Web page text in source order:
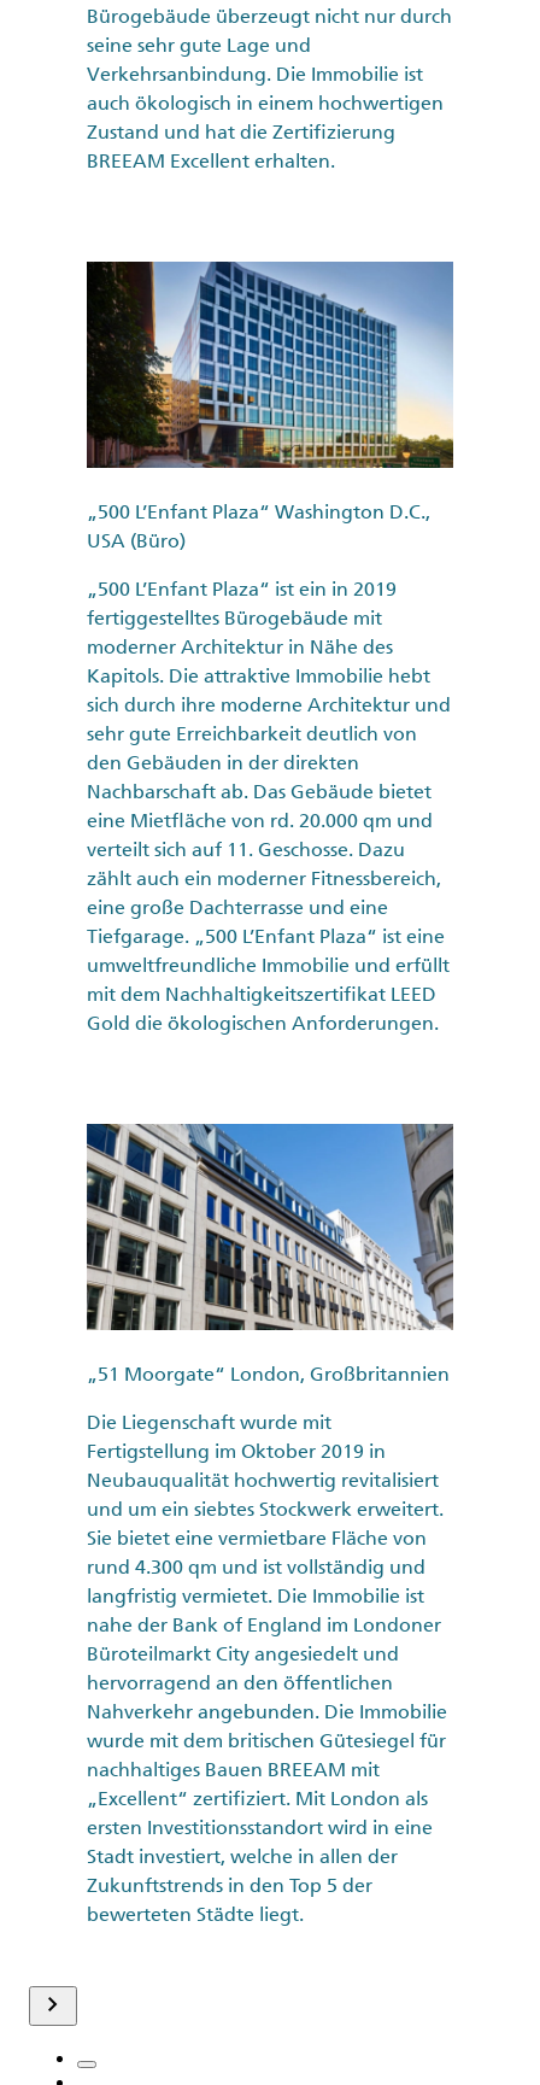
Bürogebäude überzeugt nicht nur durch
seine sehr gute Lage und
Verkehrsanbindung. Die Immobilie ist
auch ökologisch in einem hochwertigen
Zustand und hat die Zertifizierung
BREEAM Excellent erhalten.
„500 L’Enfant Plaza“ Washington D.C.,
USA (Büro)
„500 L’Enfant Plaza“ ist ein in 2019
fertiggestelltes Bürogebäude mit
moderner Architektur in Nähe des
Kapitols. Die attraktive Immobilie hebt
sich durch ihre moderne Architektur und
sehr gute Erreichbarkeit deutlich von
den Gebäuden in der direkten
Nachbarschaft ab. Das Gebäude bietet
eine Mietfläche von rd. 20.000 qm und
verteilt sich auf 11. Geschosse. Dazu
zählt auch ein moderner Fitnessbereich,
eine große Dachterrasse und eine
Tiefgarage. „500 L’Enfant Plaza“ ist eine
umweltfreundliche Immobilie und erfüllt
mit dem Nachhaltigkeitszertifikat LEED
Gold die ökologischen Anforderungen.
„51 Moorgate“ London, Großbritannien
Die Liegenschaft wurde mit
Fertigstellung im Oktober 2019 in
Neubauqualität hochwertig revitalisiert
und um ein siebtes Stockwerk erweitert.
Sie bietet eine vermietbare Fläche von
rund 4.300 qm und ist vollständig und
langfristig vermietet. Die Immobilie ist
nahe der Bank of England im Londoner
Büroteilmarkt City angesiedelt und
hervorragend an den öffentlichen
Nahverkehr angebunden. Die Immobilie
wurde mit dem britischen Gütesiegel für
nachhaltiges Bauen BREEAM mit
„Excellent“ zertifiziert. Mit London als
ersten Investitionsstandort wird in eine
Stadt investiert, welche in allen der
Zukunftstrends in den Top 5 der
bewerteten Städte liegt.
keyboard_arrow_right